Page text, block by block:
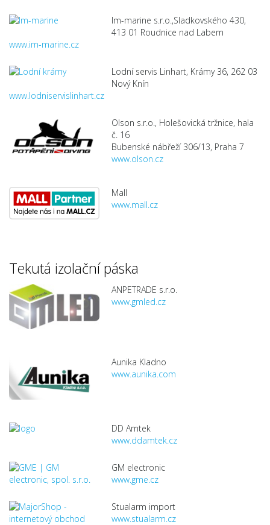
Im-marine s.r.o.,Sladkovského 430,
413 01 Roudnice nad Labem
www.im-marine.cz
Lodní servis Linhart, Krámy 36, 262 03
Nový Knín
www.lodniservislinhart.cz
Olson s.r.o., Holešovická tržnice, hala
č. 16
Bubenské nábřeží 306/13, Praha 7
www.olson.cz
Mall
www.mall.cz
Tekutá izolační páska
ANPETRADE s.r.o.
www.gmled.cz
Aunika Kladno
www.aunika.com
DD Amtek
www.ddamtek.cz
GM electronic
www.gme.cz
Stualarm import
www.stualarm.cz